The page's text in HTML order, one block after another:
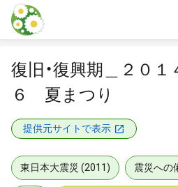
本文に飛ぶ
復旧・復興期＿２０１
６ 夏まつり
提供元サイトで表示
東日本大震災 (2011) 震災への